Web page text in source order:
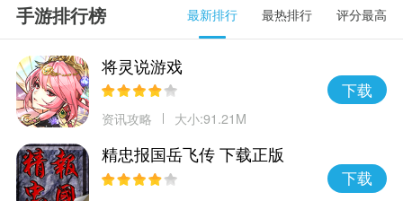
手游排行榜 最新排行 最热排行 评分最高
将灵说游戏
资讯攻略 大小:91.21M
下载
精忠报国岳飞传 下载正版
下载